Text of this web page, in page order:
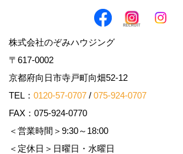
株式会社のぞみハウジング
〒617-0002
京都府向日市寺戸町向畑52-12
TEL： 0120-57-0707 / 075-924-0707
FAX：075-924-0770
＜営業時間＞9:30～18:00
＜定休日＞日曜日・水曜日